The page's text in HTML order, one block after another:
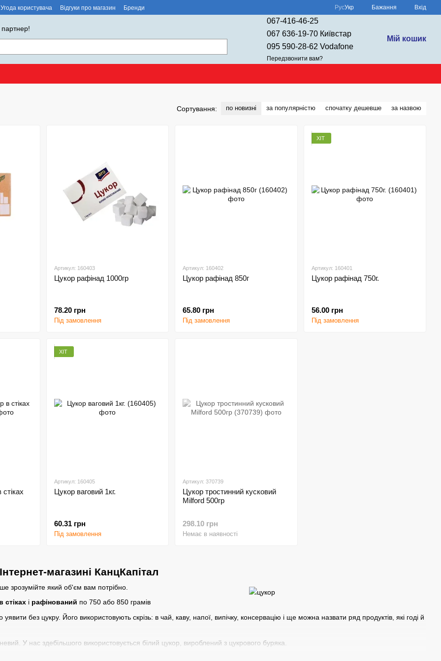
Угода користувача Відгуки про магазин Бренди РусУкр Бажання Вхід
067-416-46-25
067 636-19-70 Київстар
095 590-28-62 Vodafone
Передзвонити вам?
Мій кошик
Сортування: по новизні за популярністю спочатку дешевше за назвою
магазині КанцКапітал
зрозумійте який об'єм вам потрібно.
в стіках і рафінований по 750 або 850 грамів
без цукру. Його використовують скрізь: в чай, каву, напої, випічку, консервацію і ще можна назвати ряд продуктів, які годі й
У нас здебільшого використовується білий цукор, вироблений з цукрового буряка.
Артикул: 160403
Цукор рафінад 1000гр
78.20 грн
Під замовлення
Артикул: 160402
Цукор рафінад 850г
65.80 грн
Під замовлення
ХІТ
Артикул: 160401
Цукор рафінад 750г.
56.00 грн
Під замовлення
ХІТ
Артикул: 160405
Цукор ваговий 1кг.
60.31 грн
Під замовлення
Артикул: 370739
Цукор тростинний кусковий
Milford 500гр
298.10 грн
Немає в наявності